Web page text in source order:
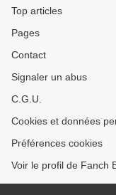
Top articles
Pages
Contact
Signaler un abus
C.G.U.
Cookies et données
Préférences cookies
Voir le profil de Fanch